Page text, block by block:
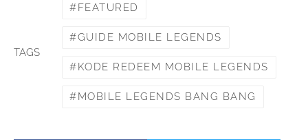
TAGS
FEATURED
GUIDE MOBILE LEGENDS
KODE REDEEM MOBILE LEGENDS
MOBILE LEGENDS BANG BANG